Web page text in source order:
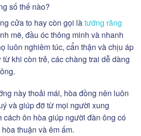
số thế nào?
cửa to hay còn gọi làtướng răng
mẽ, đầu óc thông minh và nhanh
luôn nghiêm túc, cẩn thận và chịu áp
khi còn trẻ, các chàng trai dễ dàng
này thoải mái, hòa đồng nên luôn
và giúp đỡ từ mọi người xung
cách ôn hòa giúp người đàn ông có
thuận và êm ấm.